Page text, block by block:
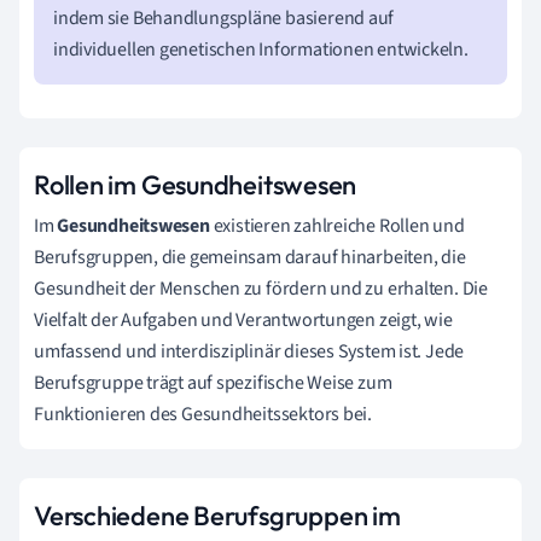
indem sie Behandlungspläne basierend auf
individuellen genetischen Informationen entwickeln.
Rollen im Gesundheitswesen
ImGesundheitswesenexistieren zahlreiche Rollen und
Berufsgruppen, die gemeinsam darauf hinarbeiten, die
Gesundheit der Menschen zu fördern und zu erhalten. Die
Vielfalt der Aufgaben und Verantwortungen zeigt, wie
umfassend und interdisziplinär dieses System ist. Jede
Berufsgruppe trägt auf spezifische Weise zum
Funktionieren des Gesundheitssektors bei.
Verschiedene Berufsgruppen im